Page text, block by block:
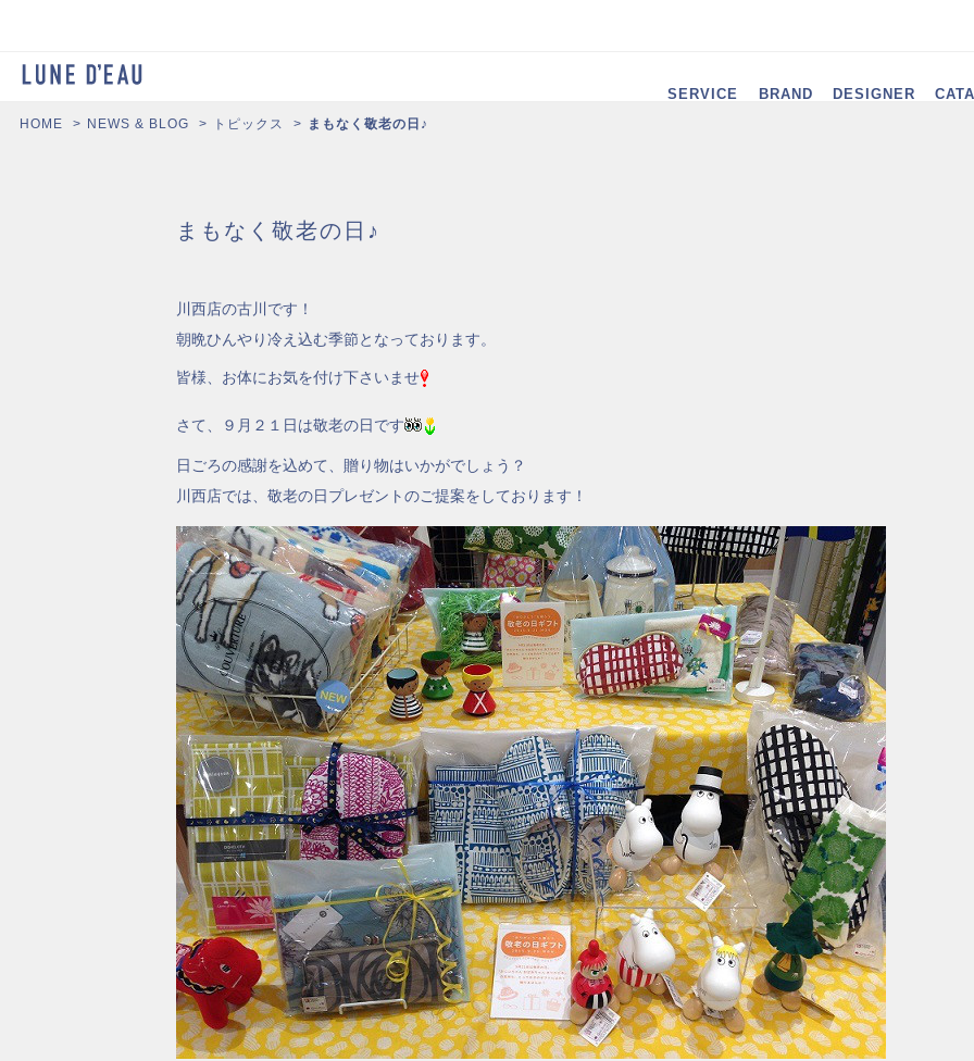
SERVICE BRAND DESIGNER
HOME NEWS & BLOG トピックス まもなく敬老の日♪
まもなく敬老の日♪
川西店の古川です！
朝晩ひんやり冷え込む季節となっております。
皆様、お体にお気を付け下さいませ
さて、９月２１日は敬老の日です
日ごろの感謝を込めて、贈り物はいかがでしょう？
川西店では、敬老の日プレゼントのご提案をしております！